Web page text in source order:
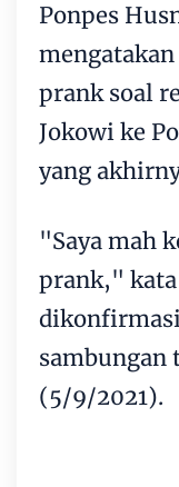
Ponpes
prank soal
Jokowi ke
yang
"Saya mah
prank,"
sambungan
(5/9/2021).